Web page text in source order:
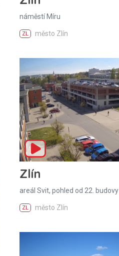
náměstí Míru
ZL město Zlín
Zlín
areál Svit, pohled od 22. budovy
ZL město Zlín